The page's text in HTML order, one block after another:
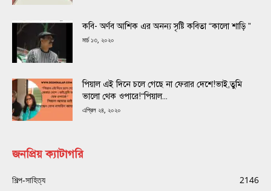
কবি- অর্ণব আশিক এর অনন্য সৃষ্টি কবিতা “কালো শাড়ি ”
মার্চ ১৩, ২০২০
পিয়াল এই দিনে চলে গেছে না ফেরার দেশে!ভাই,তুমি
ভালো থেক ওপারে!“পিয়াল...
এপ্রিল ২৪, ২০২০
জনপ্রিয় ক্যাটাগরি
শিল্প-সাহিত্য 2146